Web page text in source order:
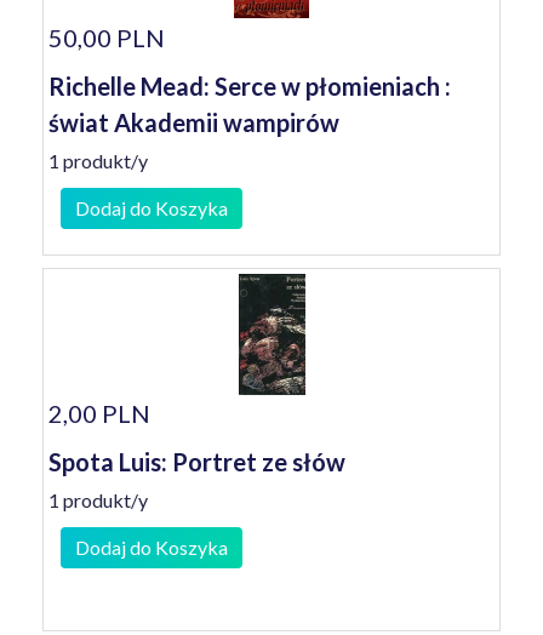
50,00 PLN
Richelle Mead: Serce w płomieniach :
świat Akademii wampirów
1 produkt/y
Dodaj do Koszyka
2,00 PLN
Spota Luis: Portret ze słów
1 produkt/y
Dodaj do Koszyka